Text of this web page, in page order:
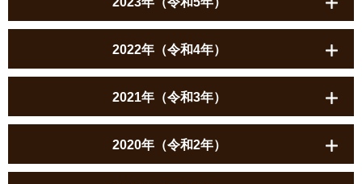
2022年（令和4年）
2021年（令和3年）
2020年（令和2年）